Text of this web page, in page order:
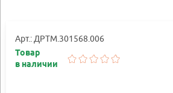
Арт.: ДРТМ.301568.006
Товар
в наличии